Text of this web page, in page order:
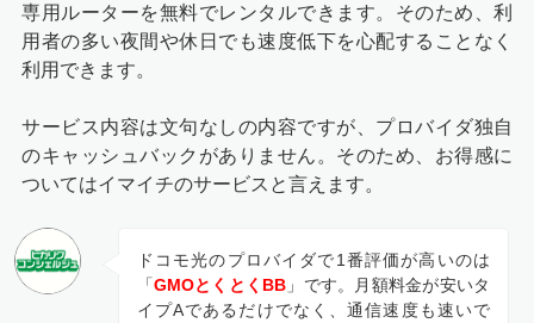
専用ルーターを無料でレンタルできます。そのため、利
用者の多い夜間や休日でも速度低下を心配することなく
利用できます。
サービス内容は文句なしの内容ですが、プロバイダ独自
のキャッシュバックがありません。そのため、お得感に
ついてはイマイチのサービスと言えます。
ドコモ光のプロバイダで1番評価が高いのは
「GMOとくとくBB 」です。月額料金が安いタ
イプAであるだけでなく、通信速度も速いで